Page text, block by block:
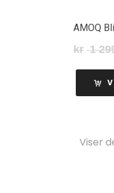
AMOQ
kr 1
Viser